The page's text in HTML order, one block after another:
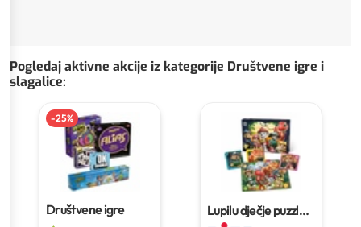
Pogledaj aktivne akcije iz kategorije Društvene igre i
slagalice:
-25%
Društvene igre
Lupilu dječje puzzle
Komad